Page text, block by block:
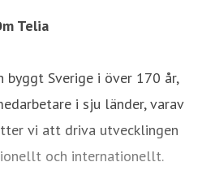
Telia
byggt Sverige i över 170 år,
i sju länder, varav
vi att driva utvecklingen
och internationellt.